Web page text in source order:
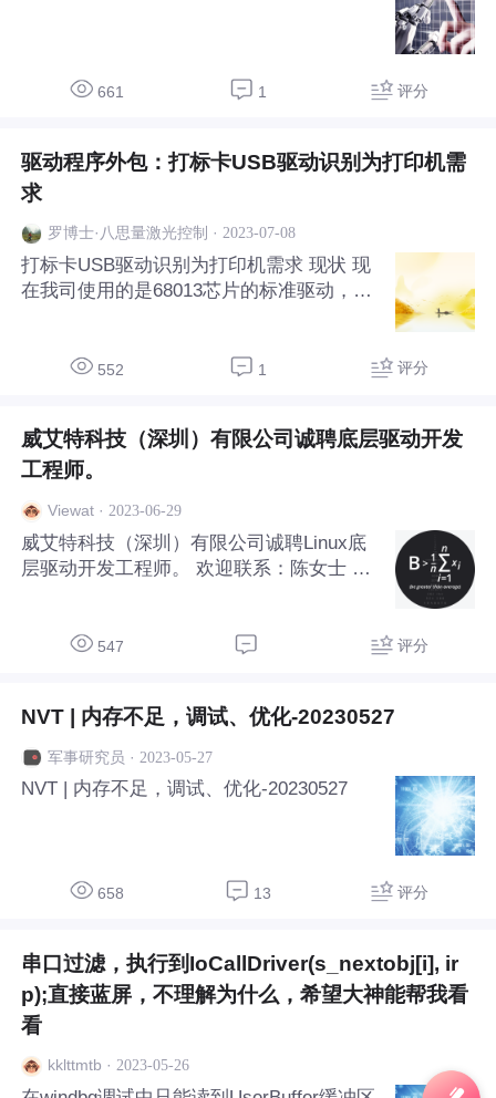
661 1 评分
驱动程序外包：打标卡USB驱动识别为打印机需
求
罗博士·八思量激光控制 · 2023-07-08
打标卡USB驱动识别为打印机需求 现状 现
在我司使用的是68013芯片的标准驱动，当
机界面显示为未指定设备。 需求 现在我司
552 1 评分
威艾特科技（深圳）有限公司诚聘底层驱动开发
工程师。
Viewat· 2023-06-29
威艾特科技（深圳）有限公司诚聘Linux底
层驱动开发工程师。 欢迎联系：陈女士 手
作； 2.负责Linux和andriod系统的驱动开
547 评分
NVT | 内存不足，调试、优化-20230527
军事研究员 · 2023-05-27
NVT | 内存不足，调试、优化-20230527
658 13 评分
串口过滤，执行到IoCallDriver(s_nextobj[i], ir
p);直接蓝屏，不理解为什么，希望大神能帮我看
看
kklttmtb · 2023-05-26